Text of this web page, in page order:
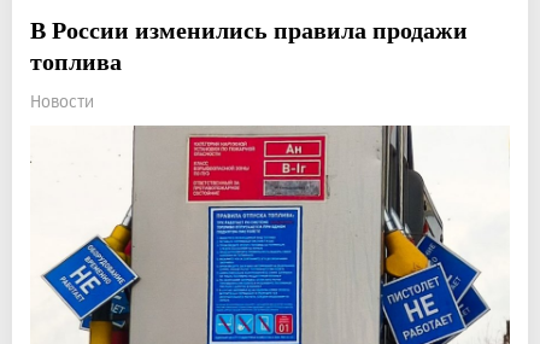
В России изменились правила продажи
топлива
Новости